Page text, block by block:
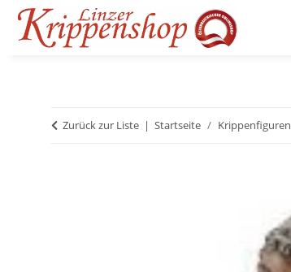
Zurück zur Liste Startseite Krippenfiguren